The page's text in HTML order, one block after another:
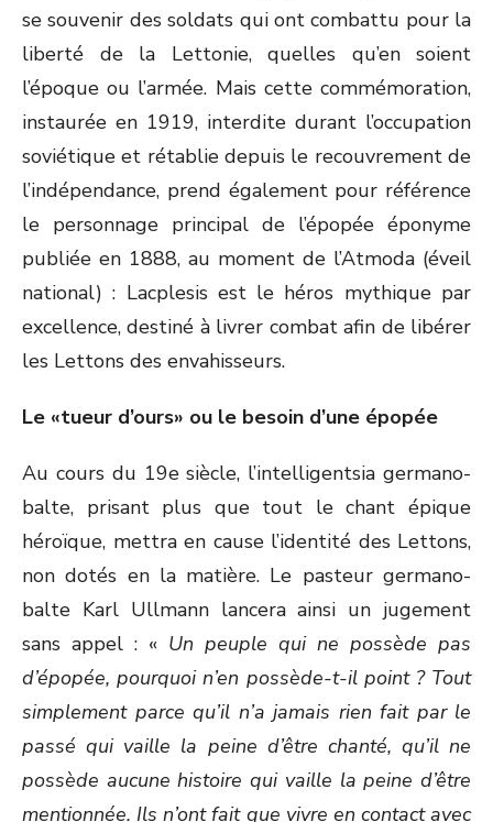
se souvenir des soldats qui ont combattu pour la
liberté de la Lettonie, quelles qu’en soient
l’époque ou l’armée. Mais cette commémoration,
instaurée en 1919, interdite durant l’occupation
soviétique et rétablie depuis le recouvrement de
l’indépendance, prend également pour référence
le personnage principal de l’épopée éponyme
publiée en 1888, au moment de l’Atmoda (éveil
national) : Lacplesis est le héros mythique par
excellence, destiné à livrer combat afin de libérer
les Lettons des envahisseurs.
Le «tueur d’ours» ou le besoin d’une épopée
Au cours du 19esiècle, l’intelligentsia germano-
balte, prisant plus que tout le chant épique
héroïque, mettra en cause l’identité des Lettons,
non dotés en la matière. Le pasteur germano-
balte Karl Ullmann lancera ainsi un jugement
sans appel : « Un peuple qui ne possède pas
d’épopée, pourquoi n’en possède-t-il point ? Tout
simplement parce qu’il n’a jamais rien fait par le
passé qui vaille la peine d’être chanté, qu’il ne
possède aucune histoire qui vaille la peine d’être
mentionnée. Ils n’ont fait que vivre en contact avec